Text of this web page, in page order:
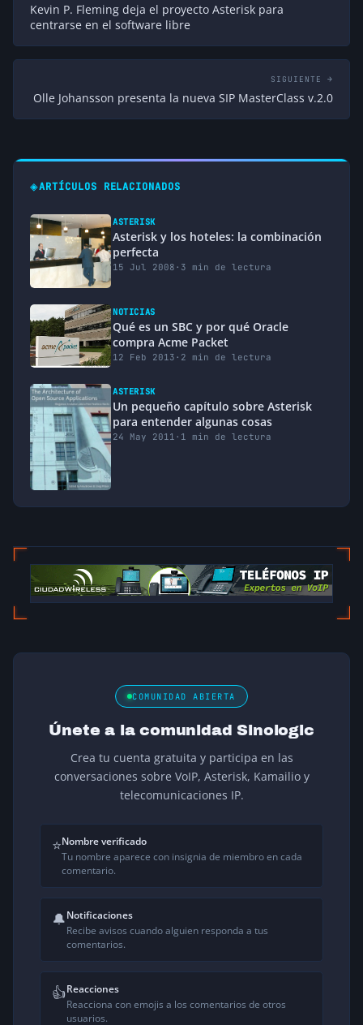
Kevin P. Fleming deja el proyecto Asterisk para
centrarse en el software libre
SIGUIENTE →
Olle Johansson presenta la nueva SIP MasterClass v.2.0
◈ARTÍCULOS RELACIONADOS
ASTERISK
Asterisk y los hoteles: la combinación
perfecta
15 Jul 2008 · 3 min de lectura
NOTICIAS
Qué es un SBC y por qué Oracle
compra Acme Packet
12 Feb 2013 · 2 min de lectura
ASTERISK
Un pequeño capítulo sobre Asterisk
para entender algunas cosas
24 May 2011 · 1 min de lectura
COMUNIDAD ABIERTA
Únete a la comunidad Sinologic
Crea tu cuenta gratuita y participa en las
conversaciones sobre VoIP, Asterisk, Kamailio y
telecomunicaciones IP.
⭐Nombre verificado
Tu nombre aparece con insignia de miembro en cada
comentario.
🔔Notificaciones
Recibe avisos cuando alguien responda a tus
comentarios.
👍Reacciones
Reacciona con emojis a los comentarios de otros
usuarios.